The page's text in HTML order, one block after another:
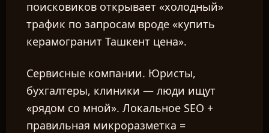
поисковиков открывает «холодный»
трафик по запросам вроде «купить
керамогранит Ташкент цена».
Сервисные компании. Юристы,
бухгалтеры, клиники — люди ищут
«рядом со мной». Локальное SEO +
правильная микроразметка =